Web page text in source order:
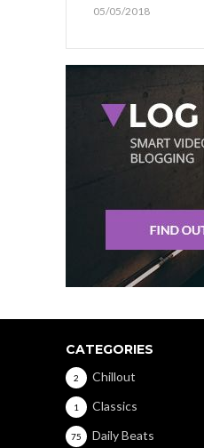
05/05/2018
CATEGORIES
Chillout
2
Classics
1
Daily Beats
75